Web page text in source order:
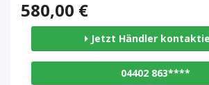
580,00 €
Jetzt Händler
04402 863****